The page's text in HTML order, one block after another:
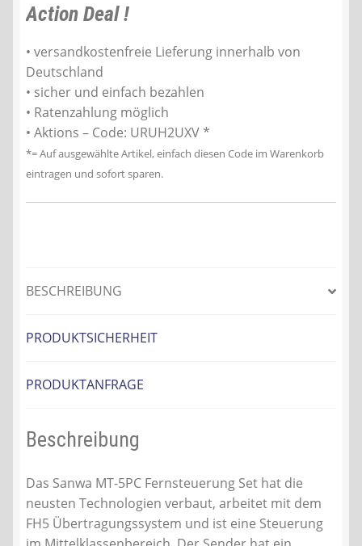
Action Deal !
• versandkostenfreie Lieferung innerhalb von
Deutschland
• sicher und einfach bezahlen
• Ratenzahlung möglich
• Aktions – Code: URUH2UXV *
*= Auf ausgewählte Artikel, einfach diesen Code im Warenkorb
eintragen und sofort sparen.
BESCHREIBUNG
PRODUKTSICHERHEIT
PRODUKTANFRAGE
Beschreibung
Das Sanwa MT-5PC Fernsteuerung Set hat die
neusten Technologien verbaut, arbeitet mit dem
FH5 Übertragungssystem und ist eine Steuerung